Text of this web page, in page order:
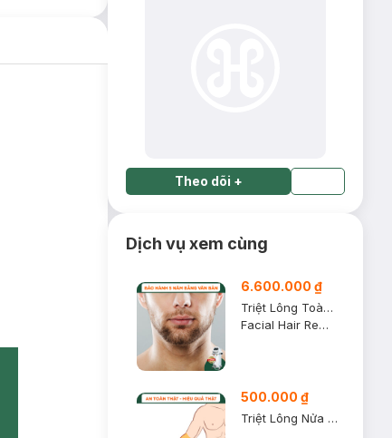
Theo dõi +
Dịch vụ xem cùng
6.600.000 ₫
Triệt Lông Toàn Mặt Nam Diode Laser (10 Buổi) (Bảo Hành 5 Năm)
Facial Hair Removal Treatment For Men (5-Year Guarantee)
500.000 ₫
Triệt Lông Nửa Tay Dưới Nam (1 Buổi)